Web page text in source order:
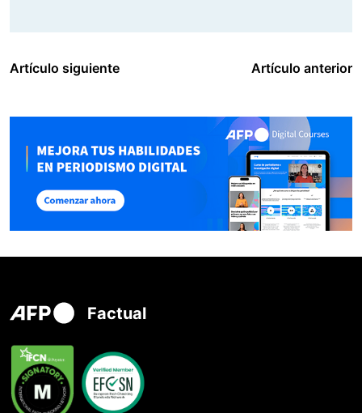
Artículo siguiente Artículo anterior
Factual